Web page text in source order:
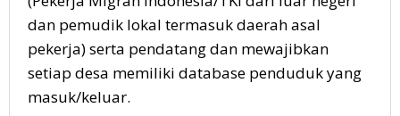
dan pemudik lokal termasuk daerah asal
pekerja) serta pendatang dan mewajibkan
setiap desa memiliki database penduduk yang
masuk/keluar.